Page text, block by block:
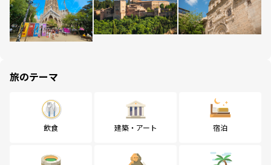
旅のテーマ
飲食 建築・アート 宿泊